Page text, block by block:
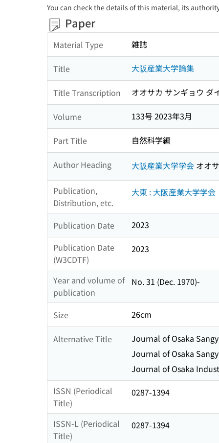
You can check the details of this material, its
Paper
Material Type 雑誌
Title 大阪産業大学論集
Title Transcription オオサカ サンギョウ ダ
Volume 133号 2023年3月
Part Title 自然科学編
Author Heading 大阪産業大学学会 オオ
Publication,
Distribution, etc.
大東 : 大阪産業大学学会
Publication Date
2023
Publication Date
(W3CDTF)
2023
Year and volume of
publication
No. 31 (Dec. 1970)-
Size 26cm
Alternative Title
Journal of Osaka
Journal of Osaka
Journal of Osaka
ISSN (Periodical
Title)
0287-1394
ISSN-L (Periodical
Title)
0287-1394